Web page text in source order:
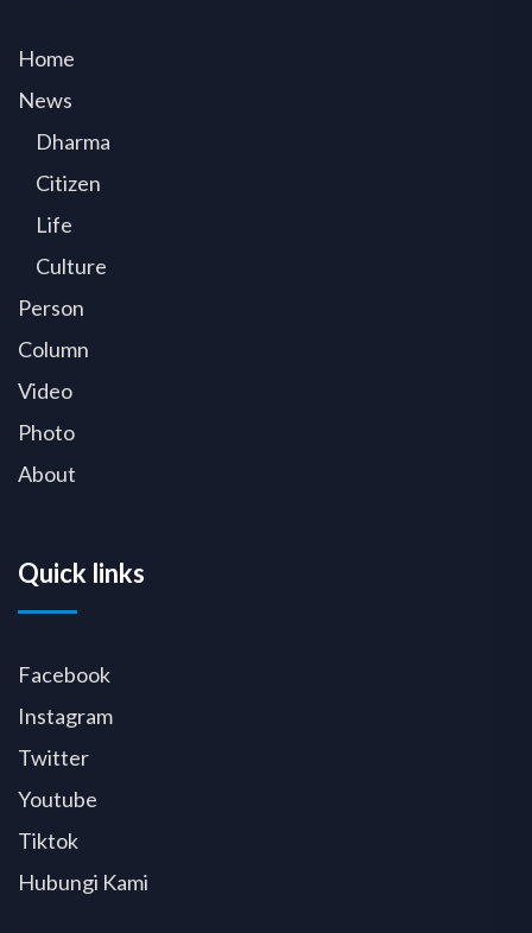
Home
News
Dharma
Citizen
Life
Culture
Person
Column
Video
Photo
About
Quick links
Facebook
Instagram
Twitter
Youtube
Tiktok
Hubungi Kami